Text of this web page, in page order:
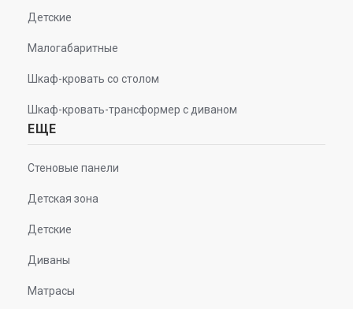
Детские
Малогабаритные
Шкаф-кровать со столом
Шкаф-кровать-трансформер с диваном
ЕЩЕ
Стеновые панели
Детская зона
Детские
Диваны
Матрасы